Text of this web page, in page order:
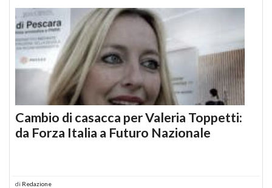
Cambio di casacca per Valeria Toppetti:
da Forza Italia a Futuro Nazionale
di Redazione